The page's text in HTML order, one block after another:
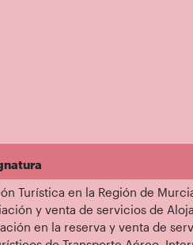
Turística en la Región de
y venta de servicios de
en la reserva y venta de